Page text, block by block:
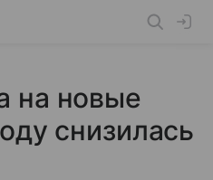
на новые
снизилась